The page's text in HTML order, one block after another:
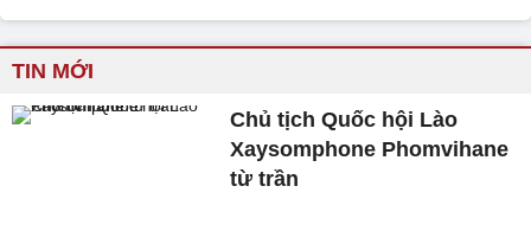
TIN MỚI
Chủ tịch Quốc hội Lào
Xaysomphone Phomvihane
từ trần